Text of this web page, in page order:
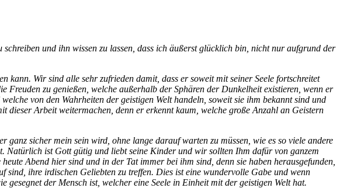
und ihn wissen zu lassen, dass ich äußerst glücklich bin, nicht nur aufgrund der
Wir sind alle sehr zufrieden damit, dass er soweit mit seiner Seele fortschreitet
zu genießen, welche außerhalb der Sphären der Dunkelheit existieren, wenn er
von den Wahrheiten der geistigen Welt handeln, soweit sie ihm bekannt sind und
dieser Arbeit weitermachen, denn er erkennt kaum, welche große Anzahl an Geistern
ganz sicher mein sein wird, ohne lange darauf warten zu müssen, wie es so viele andere
Natürlich ist Gott gütig und liebt seine Kinder und wir sollten Ihm dafür von ganzem
Abend hier sind und in der Tat immer bei ihm sind, denn sie haben herausgefunden,
ihre irdischen Geliebten zu treffen. Dies ist eine wundervolle Gabe und wenn
gesegnet der Mensch ist, welcher eine Seele in Einheit mit der geistigen Welt hat.